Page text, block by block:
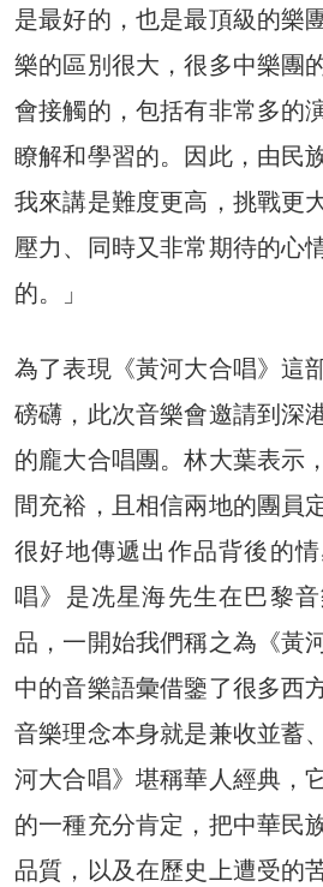
是最好的，也是最頂級的樂
樂的區別很大，很多中樂團
會接觸的，包括有非常多的
瞭解和學習的。因此，由民
我來講是難度更高，挑戰更
壓力、同時又非常期待的心
的。」
為了表現《黃河大合唱》這
磅礴，此次音樂會邀請到深
的龐大合唱團。林大葉表示
間充裕，且相信兩地的團員
很好地傳遞出作品背後的
唱》是冼星海先生在巴黎
品，一開始我們稱之為《黃
中的音樂語彙借鑒了很多西
音樂理念本身就是兼收並蓄
河大合唱》堪稱華人經典，
的一種充分肯定，把中華民
品質，以及在歷史上遭受的